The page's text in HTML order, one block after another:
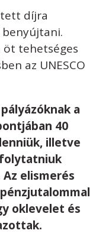
díjra
öt tehetséges
az UNESCO
a
40
illetve
elismerés
oklevelet és